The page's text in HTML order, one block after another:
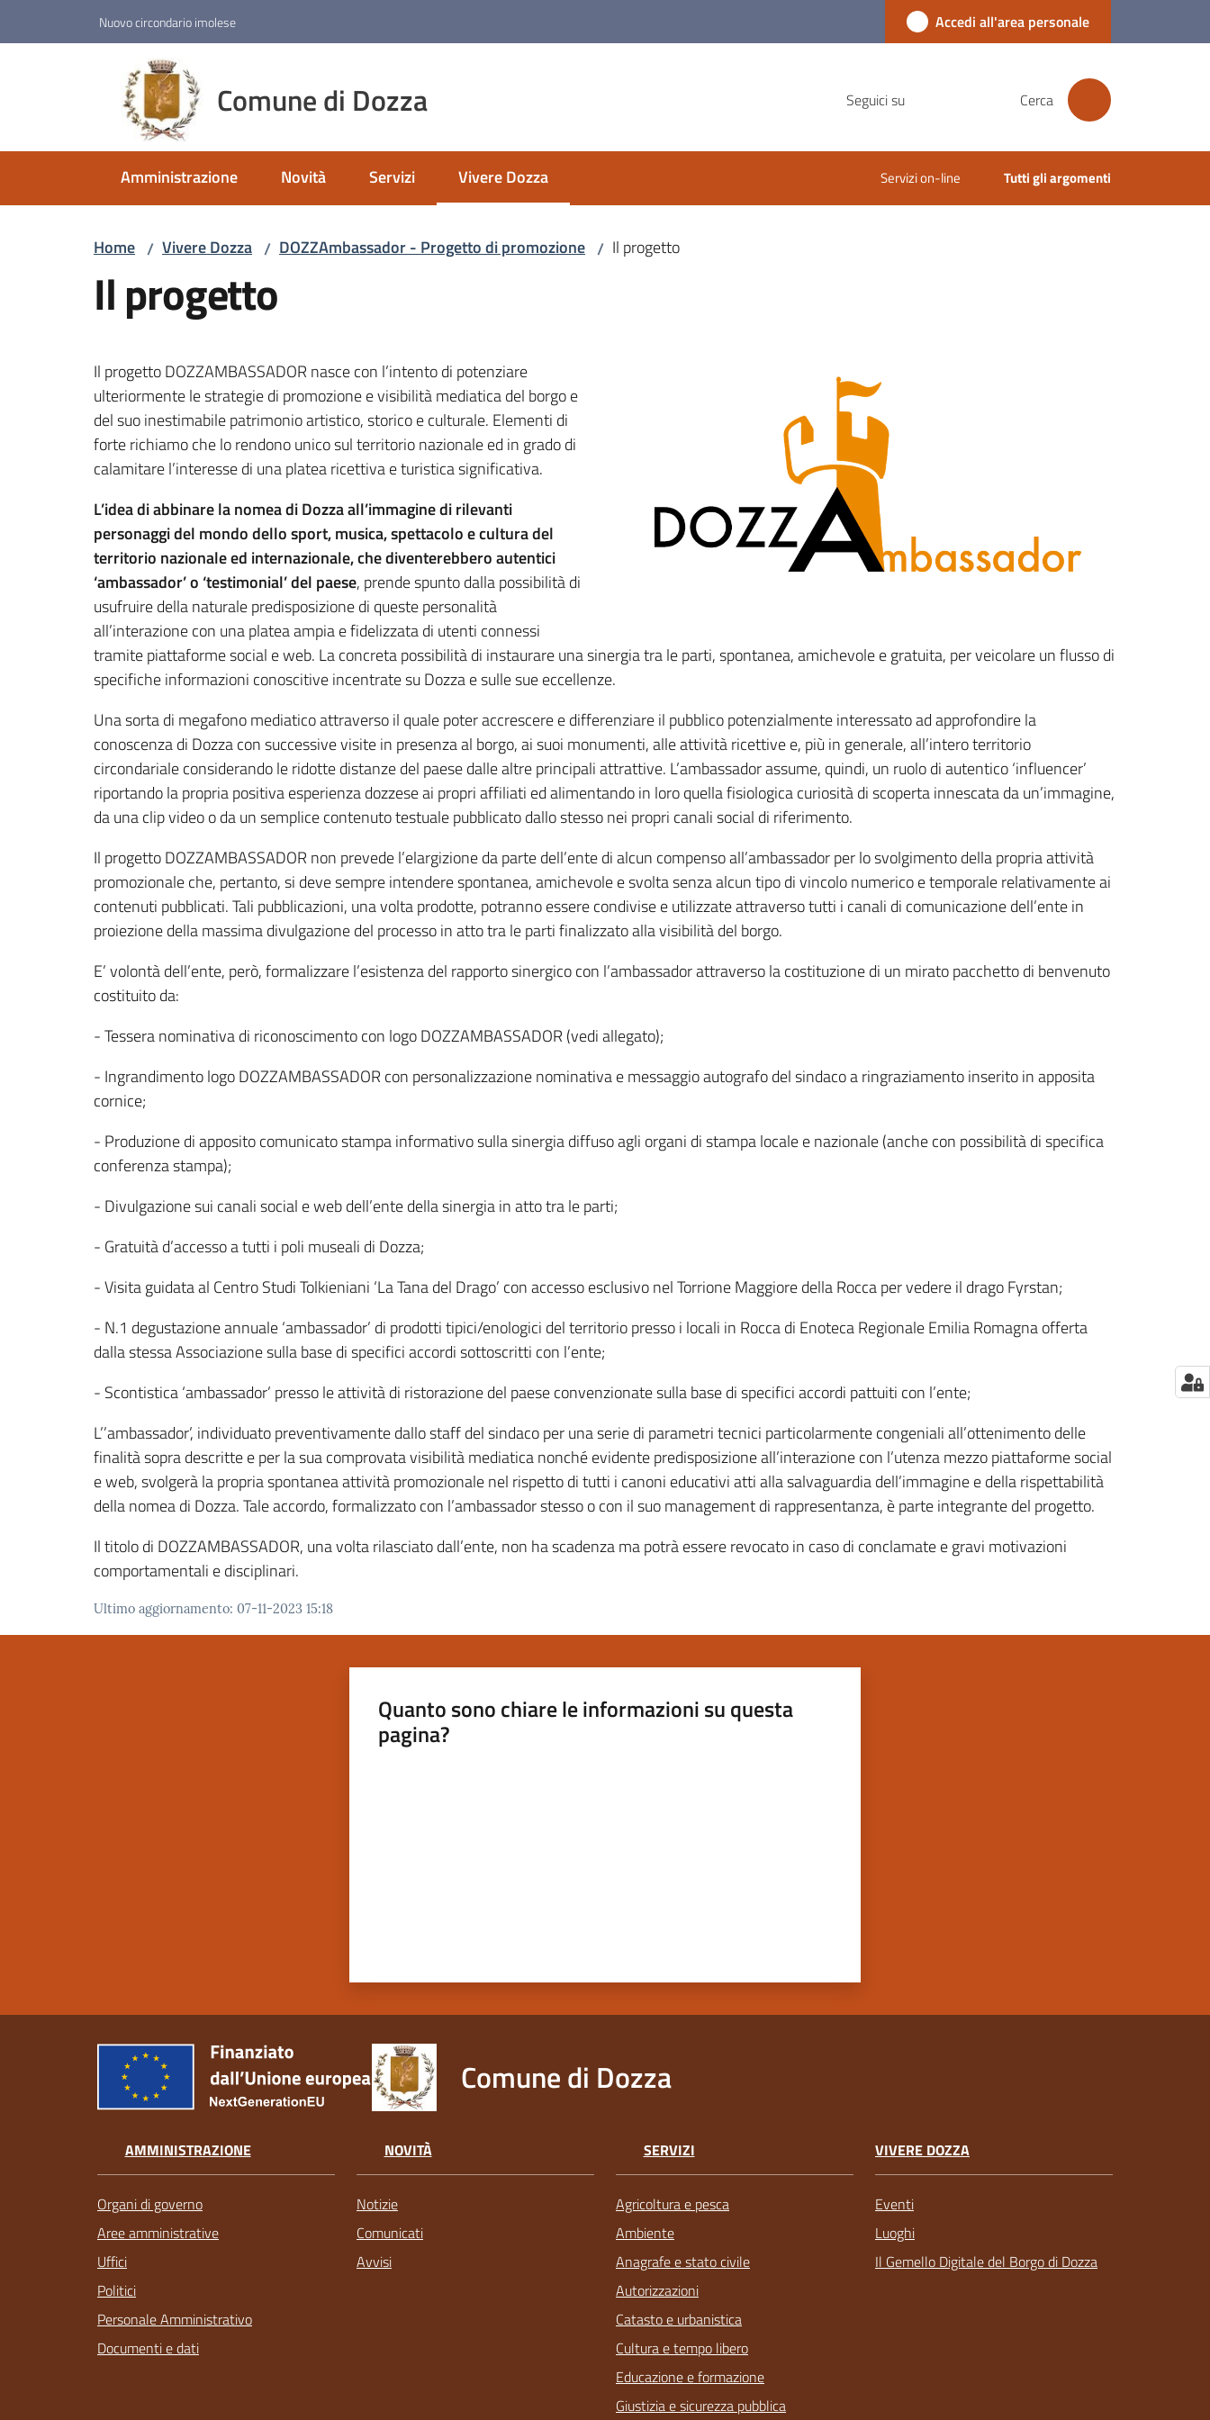
Nuovo circondario imolese Accedi all'area personale
Comune di Dozza Seguici su Cerca
Amministrazione Novità Servizi Vivere Dozza
Menu selezionato Servizi on-line Tutti gli argomenti
Home / Vivere Dozza / DOZZAmbassador - Progetto di promozione / Il progetto
Il progetto
Il progetto DOZZAMBASSADOR nasce con l’intento di potenziare
ulteriormente le strategie di promozione e visibilità mediatica del borgo e
del suo inestimabile patrimonio artistico, storico e culturale. Elementi di
forte richiamo che lo rendono unico sul territorio nazionale ed in grado di
calamitare l’interesse di una platea ricettiva e turistica significativa.
L’idea di abbinare la nomea di Dozza all’immagine di rilevanti
personaggi del mondo dello sport, musica, spettacolo e cultura del
territorio nazionale ed internazionale, che diventerebbero autentici
‘ambassador’ o ‘testimonial’ del paese, prende spunto dalla possibilità di
usufruire della naturale predisposizione di queste personalità
all’interazione con una platea ampia e fidelizzata di utenti connessi
tramite piattaforme social e web. La concreta possibilità di instaurare una sinergia tra le parti, spontanea, amichevole e gratuita, per veicolare un flusso di
specifiche informazioni conoscitive incentrate su Dozza e sulle sue eccellenze.
Una sorta di megafono mediatico attraverso il quale poter accrescere e differenziare il pubblico potenzialmente interessato ad approfondire la
conoscenza di Dozza con successive visite in presenza al borgo, ai suoi monumenti, alle attività ricettive e, più in generale, all’intero territorio
circondariale considerando le ridotte distanze del paese dalle altre principali attrattive. L’ambassador assume, quindi, un ruolo di autentico ‘influencer’
riportando la propria positiva esperienza dozzese ai propri affiliati ed alimentando in loro quella fisiologica curiosità di scoperta innescata da un’immagine,
da una clip video o da un semplice contenuto testuale pubblicato dallo stesso nei propri canali social di riferimento.
Il progetto DOZZAMBASSADOR non prevede l’elargizione da parte dell’ente di alcun compenso all’ambassador per lo svolgimento della propria attività
promozionale che, pertanto, si deve sempre intendere spontanea, amichevole e svolta senza alcun tipo di vincolo numerico e temporale relativamente ai
contenuti pubblicati. Tali pubblicazioni, una volta prodotte, potranno essere condivise e utilizzate attraverso tutti i canali di comunicazione dell’ente in
proiezione della massima divulgazione del processo in atto tra le parti finalizzato alla visibilità del borgo.
E’ volontà dell’ente, però, formalizzare l’esistenza del rapporto sinergico con l’ambassador attraverso la costituzione di un mirato pacchetto di benvenuto
costituito da:
- Tessera nominativa di riconoscimento con logo DOZZAMBASSADOR (vedi allegato);
- Ingrandimento logo DOZZAMBASSADOR con personalizzazione nominativa e messaggio autografo del sindaco a ringraziamento inserito in apposita
cornice;
- Produzione di apposito comunicato stampa informativo sulla sinergia diffuso agli organi di stampa locale e nazionale (anche con possibilità di specifica
conferenza stampa);
- Divulgazione sui canali social e web dell’ente della sinergia in atto tra le parti;
- Gratuità d’accesso a tutti i poli museali di Dozza;
- Visita guidata al Centro Studi Tolkieniani ‘La Tana del Drago’ con accesso esclusivo nel Torrione Maggiore della Rocca per vedere il drago Fyrstan;
- N.1 degustazione annuale ‘ambassador’ di prodotti tipici/enologici del territorio presso i locali in Rocca di Enoteca Regionale Emilia Romagna offerta
dalla stessa Associazione sulla base di specifici accordi sottoscritti con l’ente;
- Scontistica ‘ambassador’ presso le attività di ristorazione del paese convenzionate sulla base di specifici accordi pattuiti con l’ente;
L’’ambassador’, individuato preventivamente dallo staff del sindaco per una serie di parametri tecnici particolarmente congeniali all’ottenimento delle
finalità sopra descritte e per la sua comprovata visibilità mediatica nonché evidente predisposizione all’interazione con l’utenza mezzo piattaforme social
e web, svolgerà la propria spontanea attività promozionale nel rispetto di tutti i canoni educativi atti alla salvaguardia dell’immagine e della rispettabilità
della nomea di Dozza. Tale accordo, formalizzato con l’ambassador stesso o con il suo management di rappresentanza, è parte integrante del progetto.
Il titolo di DOZZAMBASSADOR, una volta rilasciato dall’ente, non ha scadenza ma potrà essere revocato in caso di conclamate e gravi motivazioni
comportamentali e disciplinari.
Ultimo aggiornamento: 07-11-2023 15:18
Quanto sono chiare le informazioni su questa
pagina?
Comune di Dozza
AMMINISTRAZIONE
Organi di governo
Aree amministrative
Uffici
Politici
Personale Amministrativo
Documenti e dati
NOVITÀ
Notizie
Comunicati
Avvisi
SERVIZI
Agricoltura e pesca
Ambiente
Anagrafe e stato civile
Autorizzazioni
Catasto e urbanistica
Cultura e tempo libero
Educazione e formazione
Giustizia e sicurezza pubblica
VIVERE DOZZA
Eventi
Luoghi
Il Gemello Digitale del Borgo di Dozza